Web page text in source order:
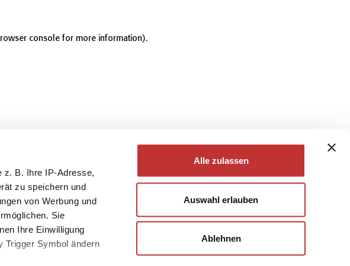
z. B. Ihre IP-Adresse,
zu speichern und
von Werbung und
Sie
Ihre Einwilligung
Trigger Symbol ändern
Alle zulassen
Auswahl erlauben
Ablehnen
console for more information).